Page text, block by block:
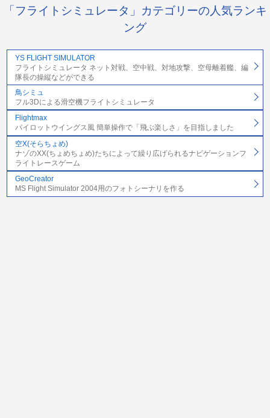
「フライトシミュレータ」カテゴリーの人気ランキ
ング
YS FLIGHT SIMULATOR
フライトシミュレータ ネット対戦、空中戦、対地攻撃、空母離着艦、編
隊長の操縦などができる
鳥シミュ
フル3Dによる滑空機フライトシミュレータ
Flightmax
パイロットウイングス風 簡単操作で「飛ぶ楽しさ」を目指しました
空X(そらちょめ)
ナゾのXX(ちょめちょめ)たちによって繰り広げられるナビゲーションフ
ライトレースゲーム
GeoCreator
MS Flight Simulator 2004用のフォトシーナリを作る